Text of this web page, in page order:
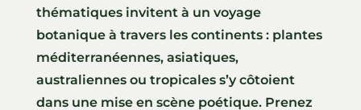
thématiques invitent à un voyage
botanique à travers les continents : plantes
méditerranéennes, asiatiques,
australiennes ou tropicales s’y côtoient
dans une mise en scène poétique. Prenez